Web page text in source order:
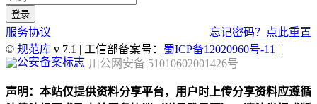
服务协议
忘记密码？点此重置
© 规范库 v 7.1 | 工信部备案号： 蜀ICP备12020960号-11 |
川公网安备 51010602001426号
声明：本站仅提供资料分享平台，用户时上传分享资料应遵循